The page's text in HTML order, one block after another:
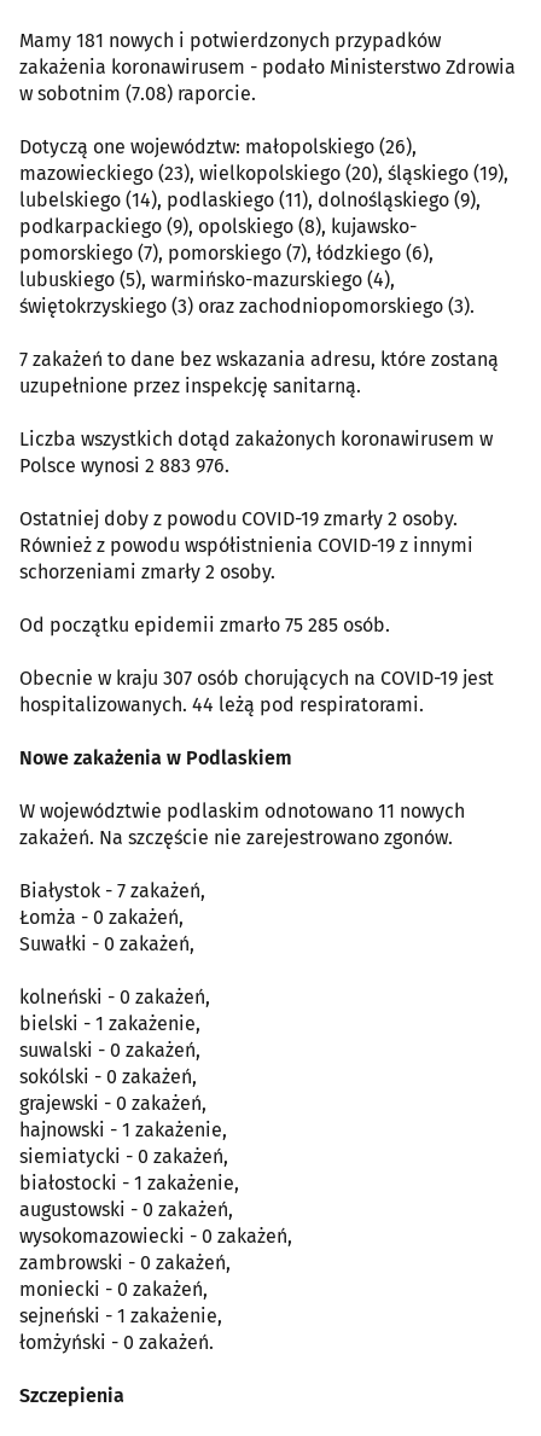
Mamy 181 nowych i potwierdzonych przypadków
zakażenia koronawirusem - podało Ministerstwo Zdrowia
w sobotnim (7.08) raporcie.
Dotyczą one województw: małopolskiego (26),
mazowieckiego (23), wielkopolskiego (20), śląskiego (19),
lubelskiego (14), podlaskiego (11), dolnośląskiego (9),
podkarpackiego (9), opolskiego (8), kujawsko-
pomorskiego (7), pomorskiego (7), łódzkiego (6),
lubuskiego (5), warmińsko-mazurskiego (4),
świętokrzyskiego (3) oraz zachodniopomorskiego (3).
7 zakażeń to dane bez wskazania adresu, które zostaną
uzupełnione przez inspekcję sanitarną.
Liczba wszystkich dotąd zakażonych koronawirusem w
Polsce wynosi 2 883 976.
Ostatniej doby z powodu COVID-19 zmarły 2 osoby.
Również z powodu współistnienia COVID-19 z innymi
schorzeniami zmarły 2 osoby.
Od początku epidemii zmarło 75 285 osób.
Obecnie w kraju 307 osób chorujących na COVID-19 jest
hospitalizowanych. 44 leżą pod respiratorami.
Nowe zakażenia w Podlaskiem
W województwie podlaskim odnotowano 11 nowych
zakażeń. Na szczęście nie zarejestrowano zgonów.
Białystok - 7 zakażeń,
Łomża - 0 zakażeń,
Suwałki - 0 zakażeń,
kolneński - 0 zakażeń,
bielski - 1 zakażenie,
suwalski - 0 zakażeń,
sokólski - 0 zakażeń,
grajewski - 0 zakażeń,
hajnowski - 1 zakażenie,
siemiatycki - 0 zakażeń,
białostocki - 1 zakażenie,
augustowski - 0 zakażeń,
wysokomazowiecki - 0 zakażeń,
zambrowski - 0 zakażeń,
moniecki - 0 zakażeń,
sejneński - 1 zakażenie,
łomżyński - 0 zakażeń.
Szczepienia